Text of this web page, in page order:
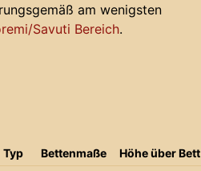
am wenigsten
Savuti Bereich.
Typ Bettenmaße
Höhe über Bett